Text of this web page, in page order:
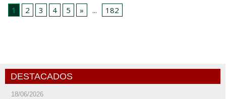
1
2 3 4 5 » ... 182
DESTACADOS
18/06/2026